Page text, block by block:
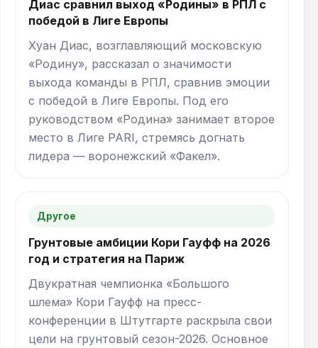
Диас сравнил выход «Родины» в РПЛ с
победой в Лиге Европы
Хуан Диас, возглавляющий московскую
«Родину», рассказал о значимости
выхода команды в РПЛ, сравнив эмоции
с победой в Лиге Европы. Под его
руководством «Родина» занимает второе
место в Лиге PARI, стремясь догнать
лидера — воронежский «Факел».
Другое
Грунтовые амбиции Кори Гауфф на 2026
год и стратегия на Париж
Двукратная чемпионка «Большого
шлема» Кори Гауфф на пресс-
конференции в Штутгарте раскрыла свои
цели на грунтовый сезон-2026. Основное